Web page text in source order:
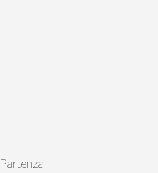
Partenza